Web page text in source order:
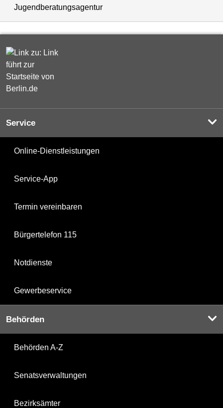
Jugendberatungsagentur
Service
Online-Dienstleistungen
Service-App
Termin vereinbaren
Bürgertelefon 115
Notdienste
Gewerbeservice
Behörden
Behörden A-Z
Senatsverwaltungen
Bezirksämter